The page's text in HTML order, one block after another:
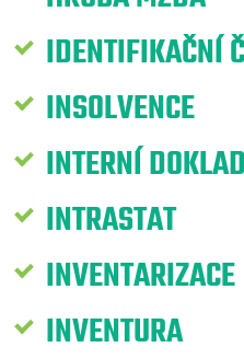
IDENTIFIKAČNÍ
INSOLVENCE
INTERNÍ DOKLAD
INTRASTAT
INVENTARIZACE
INVENTURA